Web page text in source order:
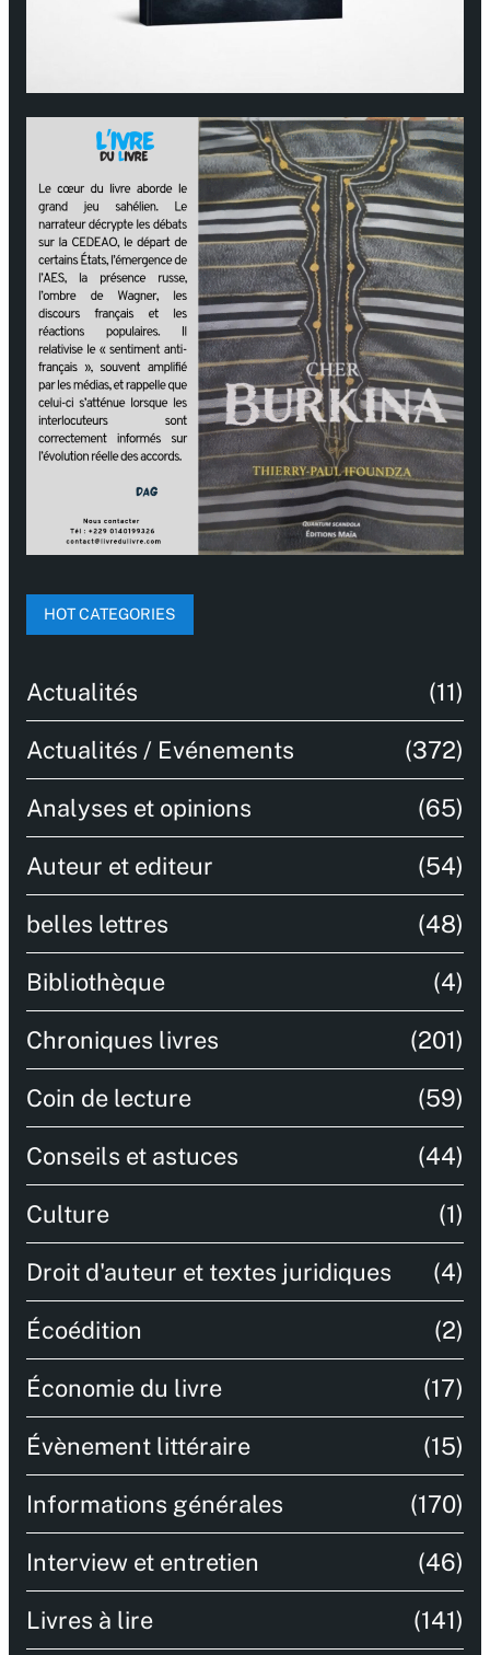
HOT CATEGORIES
Actualités (11)
Actualités / Evénements (372)
Analyses et opinions (65)
Auteur et editeur (54)
belles lettres (48)
Bibliothèque (4)
Chroniques livres (201)
Coin de lecture (59)
Conseils et astuces (44)
Culture (1)
Droit d'auteur et textes juridiques (4)
Écoédition (2)
Économie du livre (17)
Évènement littéraire (15)
Informations générales (170)
Interview et entretien (46)
Livres à lire (141)